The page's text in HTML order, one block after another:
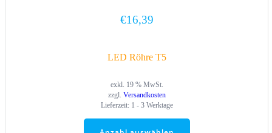
€16,39
LED Röhre T5
exkl. 19 % MwSt.
zzgl. Versandkosten
Lieferzeit: 1 - 3 Werktage